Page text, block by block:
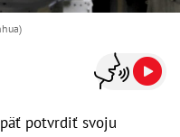
potvrdiť svoju